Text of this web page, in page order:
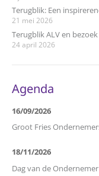
Terugblik: Een
21 mei 2026
Terugblik ALV en
24 april 2026
Agenda
16/09/2026
Groot Fries
18/11/2026
Dag van de Ondernemer